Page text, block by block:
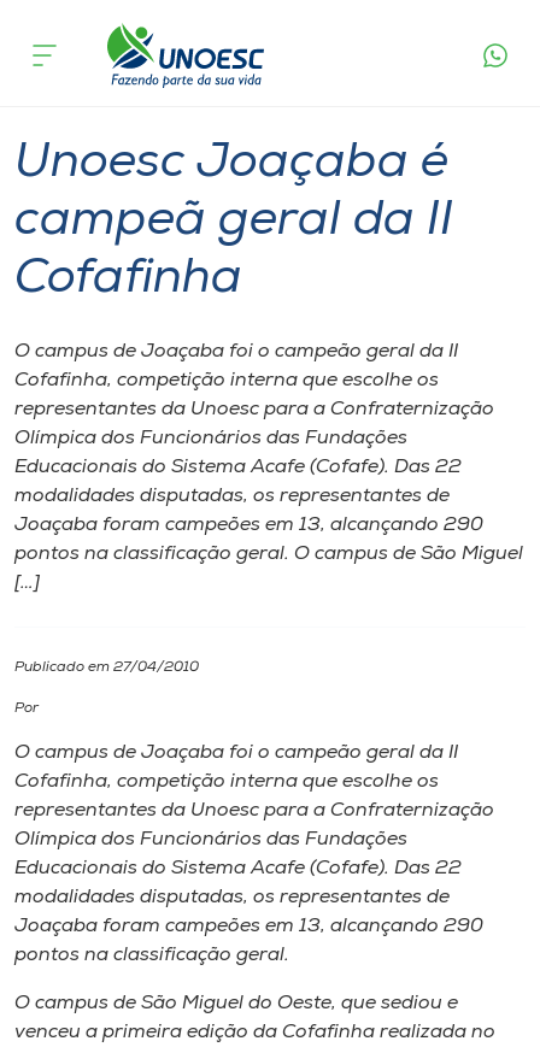
Cursos
Atendimento ao Estudante
Portal de Ensino
A
Unoesc
Internacionalização
I.nova
Diplomados
CPA
Biblioteca
Editora
Rádio
acontece
Unoesc Joaçaba é
campeã geral da II
Cofafinha
O campus de Joaçaba foi o campeão geral da II
Cofafinha, competição interna que escolhe os
representantes da Unoesc para a Confraternização
Olímpica dos Funcionários das Fundações
Educacionais do Sistema Acafe (Cofafe). Das 22
modalidades disputadas, os representantes de
Joaçaba foram campeões em 13, alcançando 290
pontos na classificação geral. O campus de São Miguel
[…]
Publicado em 27/04/2010
Por
O campus de Joaçaba foi o campeão geral da II
Cofafinha, competição interna que escolhe os
representantes da Unoesc para a Confraternização
Olímpica dos Funcionários das Fundações
Educacionais do Sistema Acafe (Cofafe). Das 22
modalidades disputadas, os representantes de
Joaçaba foram campeões em 13, alcançando 290
pontos na classificação geral.
O campus de São Miguel do Oeste, que sediou e
venceu a primeira edição da Cofafinha realizada no